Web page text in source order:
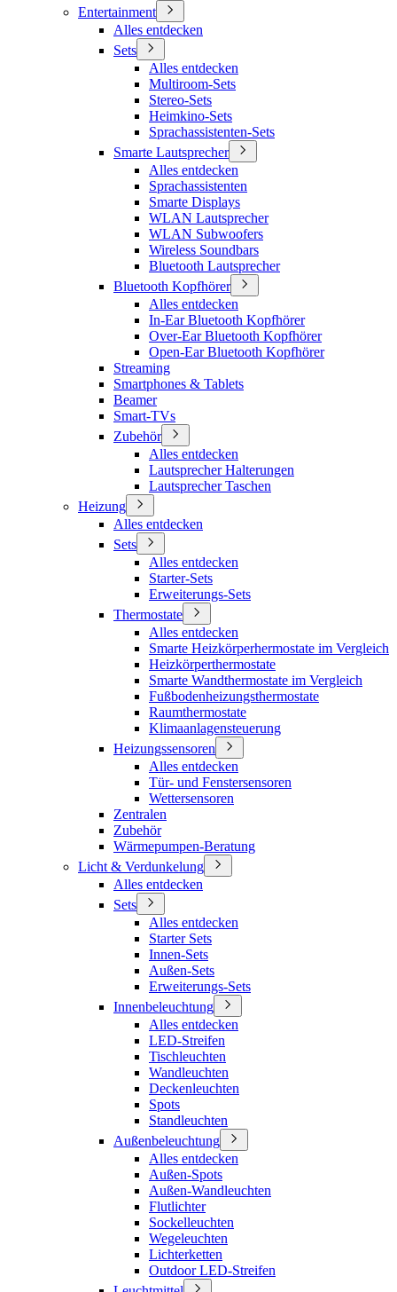
Entertainment
Alles entdecken
Sets
Alles entdecken
Multiroom-Sets
Stereo-Sets
Heimkino-Sets
Sprachassistenten-Sets
Smarte Lautsprecher
Alles entdecken
Sprachassistenten
Smarte Displays
WLAN Lautsprecher
WLAN Subwoofers
Wireless Soundbars
Bluetooth Lautsprecher
Bluetooth Kopfhörer
Alles entdecken
In-Ear Bluetooth Kopfhörer
Over-Ear Bluetooth Kopfhörer
Open-Ear Bluetooth Kopfhörer
Streaming
Smartphones & Tablets
Beamer
Smart-TVs
Zubehör
Alles entdecken
Lautsprecher Halterungen
Lautsprecher Taschen
Heizung
Alles entdecken
Sets
Alles entdecken
Starter-Sets
Erweiterungs-Sets
Thermostate
Alles entdecken
Smarte Heizkörperhermostate im Vergleich
Heizkörperthermostate
Smarte Wandthermostate im Vergleich
Fußbodenheizungsthermostate
Raumthermostate
Klimaanlagensteuerung
Heizungssensoren
Alles entdecken
Tür- und Fenstersensoren
Wettersensoren
Zentralen
Zubehör
Wärmepumpen-Beratung
Licht & Verdunkelung
Alles entdecken
Sets
Alles entdecken
Starter Sets
Innen-Sets
Außen-Sets
Erweiterungs-Sets
Innenbeleuchtung
Alles entdecken
LED-Streifen
Tischleuchten
Wandleuchten
Deckenleuchten
Spots
Standleuchten
Außenbeleuchtung
Alles entdecken
Außen-Spots
Außen-Wandleuchten
Flutlichter
Sockelleuchten
Wegeleuchten
Lichterketten
Outdoor LED-Streifen